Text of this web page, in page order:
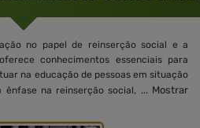
no papel de reinserção social e a
conhecimentos essenciais para
na educação de pessoas em situação
na reinserção social, ... Mostrar